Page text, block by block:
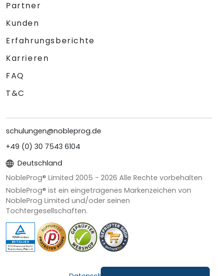
Partner
Kunden
Erfahrungsberichte
Karrieren
FAQ
T&C
schulungen@nobleprog.de
+49 (0) 30 7543 6104
Deutschland
NobleProg® Limited 2005 - 2026 Alle Rechte vorbehalten
NobleProg® ist ein eingetragenes Markenzeichen von
NobleProg Limited und/oder seinen
Tochtergesellschaften.